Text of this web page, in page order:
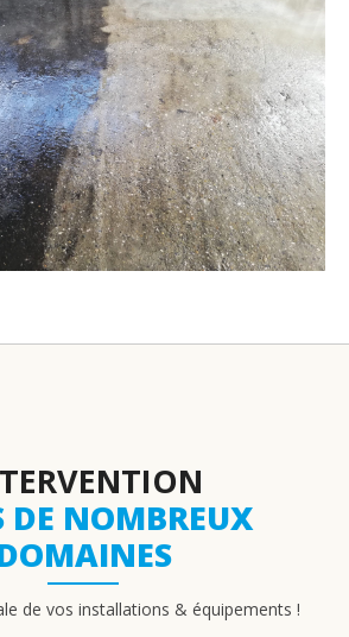
DE NOMBREUX
de vos installations & équipements !